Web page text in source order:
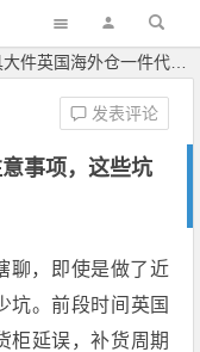
国海外仓一件代发注意事项，这些坑太多人才了！
事项，这些坑
发表评论
聊，即使是做了近
坑。前段时间英国
柜延误，补货周期